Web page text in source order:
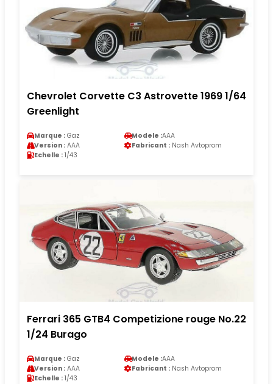
Chevrolet Corvette C3 Astrovette 1969 1/64
Greenlight
Marque : Gaz Modele :AAA
Version : AAA Fabricant : Nash Avtoprom
Echelle : 1/43
Ferrari 365 GTB4 Competizione rouge No.22
1/24 Burago
Marque : Gaz Modele :AAA
Version : AAA Fabricant : Nash Avtoprom
Echelle : 1/43